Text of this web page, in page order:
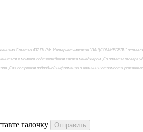
Статьи 437 ГК РФ. Интернет-магазин "ВАШДОММЕБЕЛЬ"
в момент подтверждения заказа менеджером. До оплаты товара
Для получения подробной информации о наличии и стоимости
галочку